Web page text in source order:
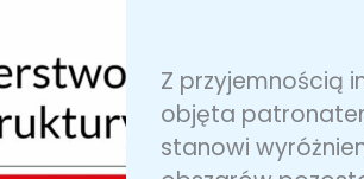
Z przyjemnością
objęta
stanowi